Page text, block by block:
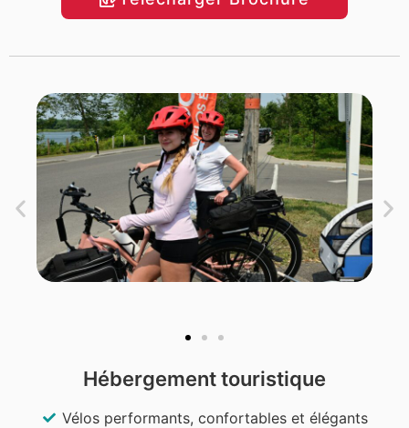
Hébergement touristique
Vélos performants, confortables et élégants